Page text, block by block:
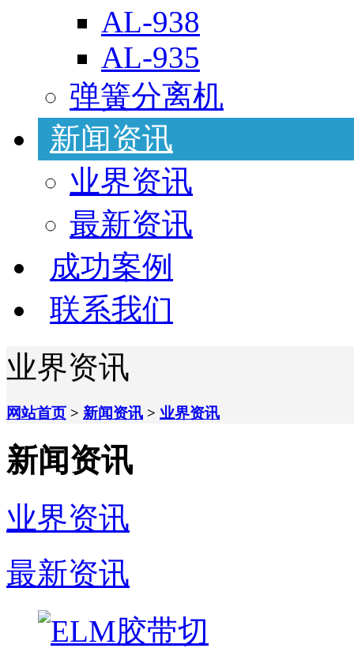
AL-938
AL-935
弹簧分离机
新闻资讯
业界资讯
最新资讯
成功案例
联系我们
业界资讯
网站首页 > 新闻资讯 > 业界资讯
新闻资讯
业界资讯
最新资讯